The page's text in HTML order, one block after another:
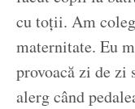
cu toții. Am
maternitate. Eu
provoacă zi de zi
alerg când